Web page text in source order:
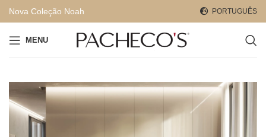
Nova Coleção Noah PORTUGUÊS
MENU